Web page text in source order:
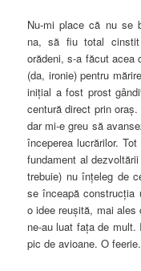
Nu-mi place că nu se
na, să fiu total
orădeni, s-a făcut acea
(da, ironie) pentru
iniţial a fost prost
centură direct prin
dar mi-e greu să
începerea lucrărilor.
fundament al
trebuie) nu înţeleg de
se înceapă construcţia
o idee reuşită, mai ales
ne-au luat faţa de mult.
pic de avioane. O feerie.